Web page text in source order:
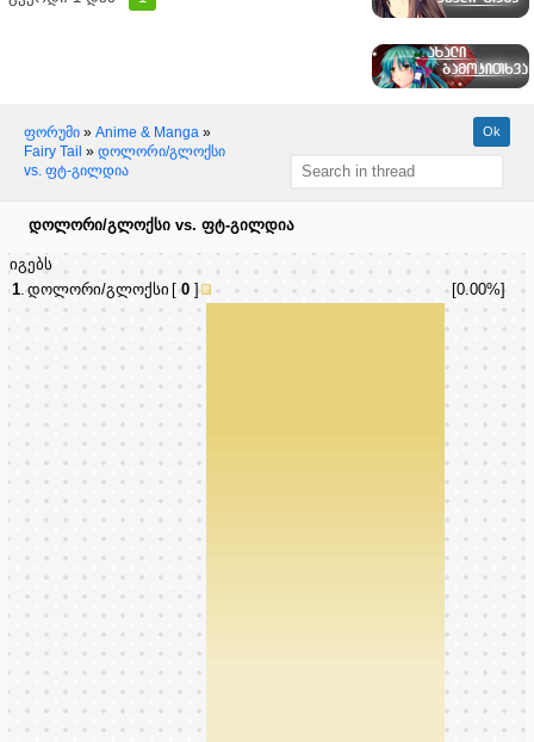
ფორუმი » Anime & Manga »
Fairy Tail » დოლორი/გლოქსი
vs. ფტ-გილდია
დოლორი/გლოქსი vs. ფტ-გილდია
იგებს
1. დოლორი/გლოქსი [0 ] [0.00%]